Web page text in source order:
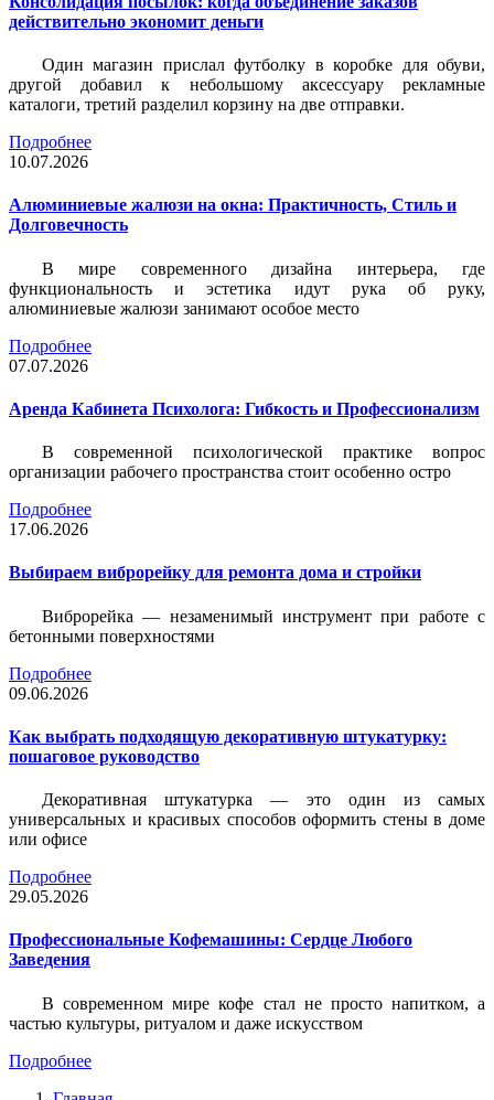
действительно экономит деньги
Один магазин прислал футболку в коробке для обуви,
другой добавил к небольшому аксессуару рекламные
каталоги, третий разделил корзину на две отправки.
Подробнее
10.07.2026
Алюминиевые жалюзи на окна: Практичность, Стиль и
Долговечность
В мире современного дизайна интерьера, где
функциональность и эстетика идут рука об руку,
алюминиевые жалюзи занимают особое место
Подробнее
07.07.2026
Аренда Кабинета Психолога: Гибкость и Профессионализм
В современной психологической практике вопрос
организации рабочего пространства стоит особенно остро
Подробнее
17.06.2026
Выбираем виброрейку для ремонта дома и стройки
Виброрейка — незаменимый инструмент при работе с
бетонными поверхностями
Подробнее
09.06.2026
Как выбрать подходящую декоративную штукатурку:
пошаговое руководство
Декоративная штукатурка — это один из самых
универсальных и красивых способов оформить стены в доме
или офисе
Подробнее
29.05.2026
Профессиональные Кофемашины: Сердце Любого
Заведения
В современном мире кофе стал не просто напитком, а
частью культуры, ритуалом и даже искусством
Подробнее